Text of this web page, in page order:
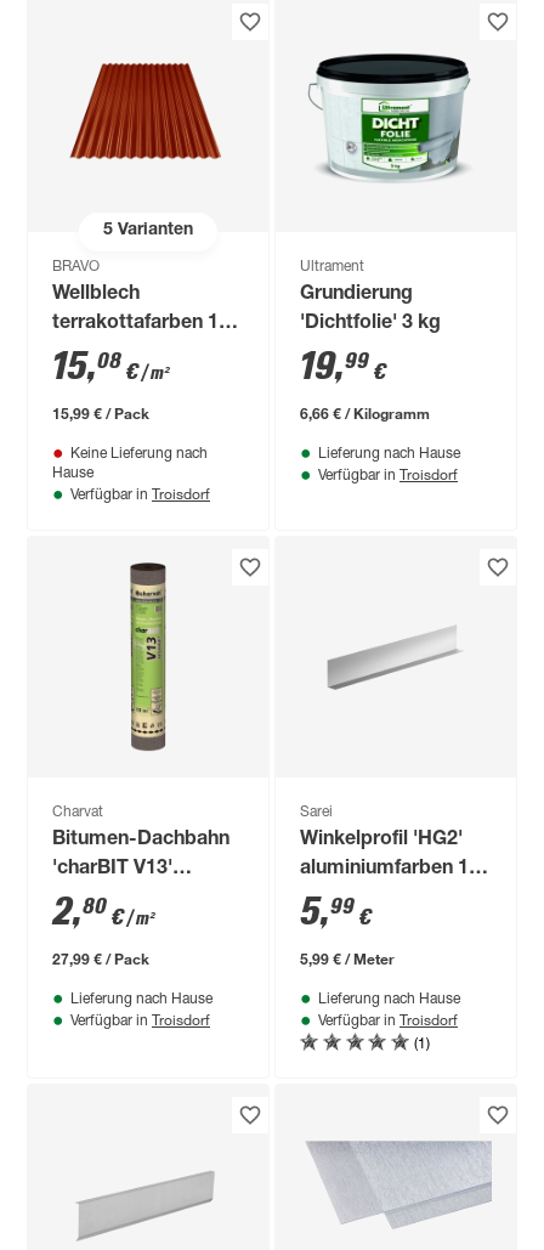
5Varianten
BRAVO
Wellblech
terrakottafarben 120
x 88,3 x 0,4 cm
15,08 €/ m²
15,99 € / Pack
Keine Lieferung nach
Hause
Verfügbar in Troisdorf
Ultrament
Grundierung
'Dichtfolie' 3 kg
19,99 €
6,66 € / Kilogramm
Lieferung nach Hause
Verfügbar in Troisdorf
Charvat
Bitumen-Dachbahn
'charBIT V13'
besandet schwarz
100 x 1000 cm
2,80 €/ m²
27,99 € / Pack
Lieferung nach Hause
Verfügbar in Troisdorf
Sarei
Winkelprofil 'HG2'
aluminiumfarben 100
x 7 x 0,06 cm
5,99 €
5,99 € / Meter
Lieferung nach Hause
Verfügbar in Troisdorf
(1)